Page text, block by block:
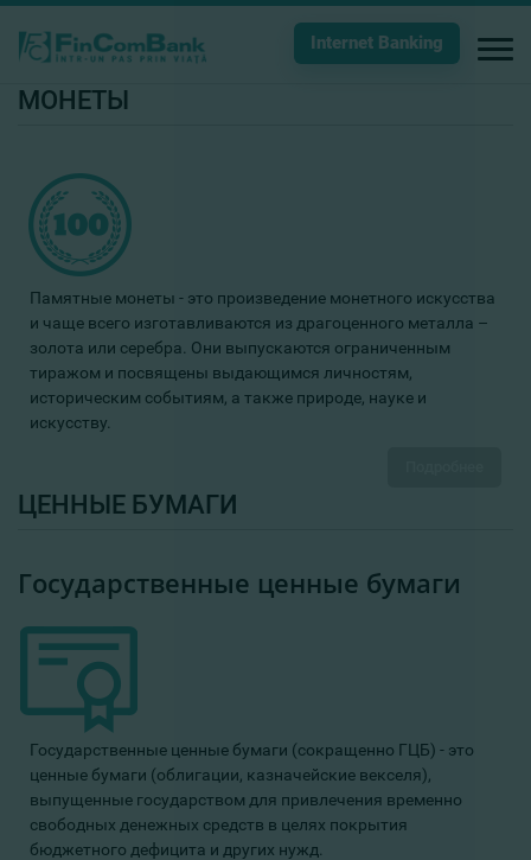
Internet Banking
МОНЕТЫ
Памятные монеты - это произведение монетного искусства
и чаще всего изготавливаются из драгоценного металла –
золота или серебра. Они выпускаются ограниченным
тиражом и посвящены выдающимся личностям,
историческим событиям, а также природе, науке и
искусству.
ЦЕННЫЕ БУМАГИ
Государственные ценные бумаги
Государственные ценные бумаги (сокращенно ГЦБ) - это
ценные бумаги (облигации, казначейские векселя),
выпущенные государством для привлечения временно
свободных денежных средств в целях покрытия
бюджетного дефицита и других нужд.